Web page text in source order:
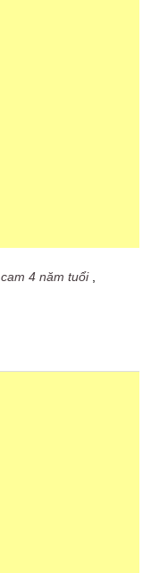
4 năm tuổi,